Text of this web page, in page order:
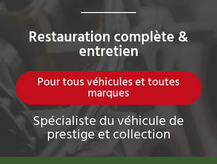
Restauration complète &
entretien
Pour tous véhicules et toutes
marques​
Spécialiste du véhicule de
prestige et collection